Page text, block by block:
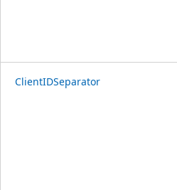
ClientIDSeparator